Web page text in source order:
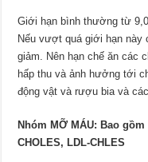
Giới hạn bình thường từ
Nếu vượt quá giới hạn này
giảm. Nên hạn chế ăn các
hấp thu và ảnh hưởng tới
động vật và rượu bia và
Nhóm MỠ MÁU: Bao gồm
CHOLES, LDL-CHLES